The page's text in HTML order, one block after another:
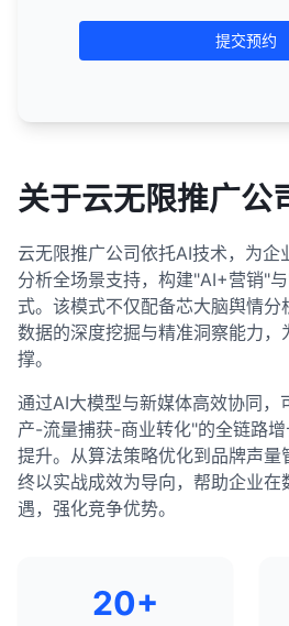
提交预约
关于云无限推广公
云无限推广公司依托AI技术，为企
分析全场景支持，构建"AI+营销"
式。该模式不仅配备芯大脑舆情
数据的深度挖掘与精准洞察能力，
撑。
通过AI大模型与新媒体高效协同，
产-流量捕获-商业转化"的全链路
提升。从算法策略优化到品牌声
终以实战成效为导向，帮助企业在
遇，强化竞争优势。
20+